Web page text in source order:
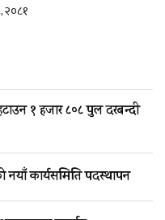
२०८१
१ हजार ८०८ पुल दरबन्दी
कार्यसमिति पदस्थापन